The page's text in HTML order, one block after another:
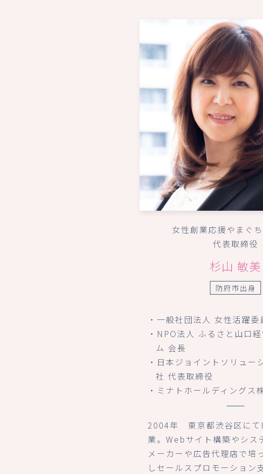
女性創業応援やまぐ
代表取締役
杉山 敏美
防府市出身
・一般社団法人 女性活躍
・NPO法人 ふるさと山口
ム 会長
・日本ジョイントソリュー
社 代表取締役
・ミナトホールディングス
2004年 東京都渋谷区にて
業。Webサイト構築やシス
メーカーや広告代理店で培
しセールスプロモーション